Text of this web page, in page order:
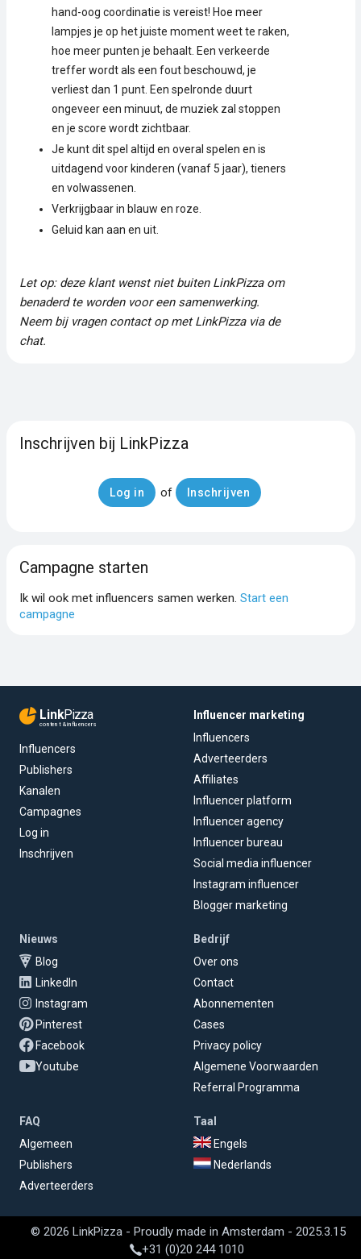
hand-oog coordinatie is vereist! Hoe meer
lampjes je op het juiste moment weet te raken,
hoe meer punten je behaalt. Een verkeerde
treffer wordt als een fout beschouwd, je
verliest dan 1 punt. Een spelronde duurt
ongeveer een minuut, de muziek zal stoppen
en je score wordt zichtbaar.
Je kunt dit spel altijd en overal spelen en is
uitdagend voor kinderen (vanaf 5 jaar), tieners
en volwassenen.
Verkrijgbaar in blauw en roze.
Geluid kan aan en uit.
Let op: deze klant wenst niet buiten LinkPizza om
benaderd te worden voor een samenwerking.
Neem bij vragen contact op met LinkPizza via de
chat.
Inschrijven bij LinkPizza
Log in of Inschrijven
Campagne starten
Ik wil ook met influencers samen werken. Start een
campagne
LinkPizza
content & influencers
Influencers
Publishers
Kanalen
Campagnes
Log in
Inschrijven
Influencer marketing
Influencers
Adverteerders
Affiliates
Influencer platform
Influencer agency
Influencer bureau
Social media influencer
Instagram influencer
Blogger marketing
Nieuws
Blog
LinkedIn
Instagram
Pinterest
Facebook
Youtube
Bedrijf
Over ons
Contact
Abonnementen
Cases
Privacy policy
Algemene Voorwaarden
Referral Programma
FAQ
Algemeen
Publishers
Adverteerders
Taal
Engels
Nederlands
© 2026 LinkPizza - Proudly made in Amsterdam - 2025.3.15
+31 (0)20 244 1010